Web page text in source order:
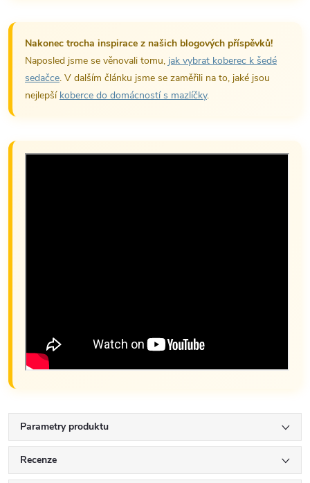
Nakonec trocha inspirace z našich blogových příspěvků!
Naposled jsme se věnovali tomu, jak vybrat koberec k šedé
sedačce. V dalším článku jsme se zaměřili na to, jaké jsou
nejlepší koberce do domácností s mazlíčky.
Parametry produktu
Recenze